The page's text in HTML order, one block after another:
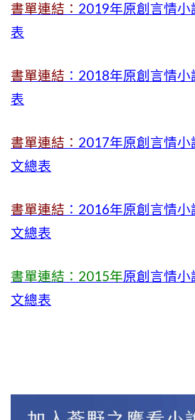
書單連結： 2019年原創言情
表
書單連結 ：2018年原創言情
表
書單連結： 2017年原創言情
文總表
書單連結 ：2016年原創言情
文總表
書單連結：2015年原創言情
文總表